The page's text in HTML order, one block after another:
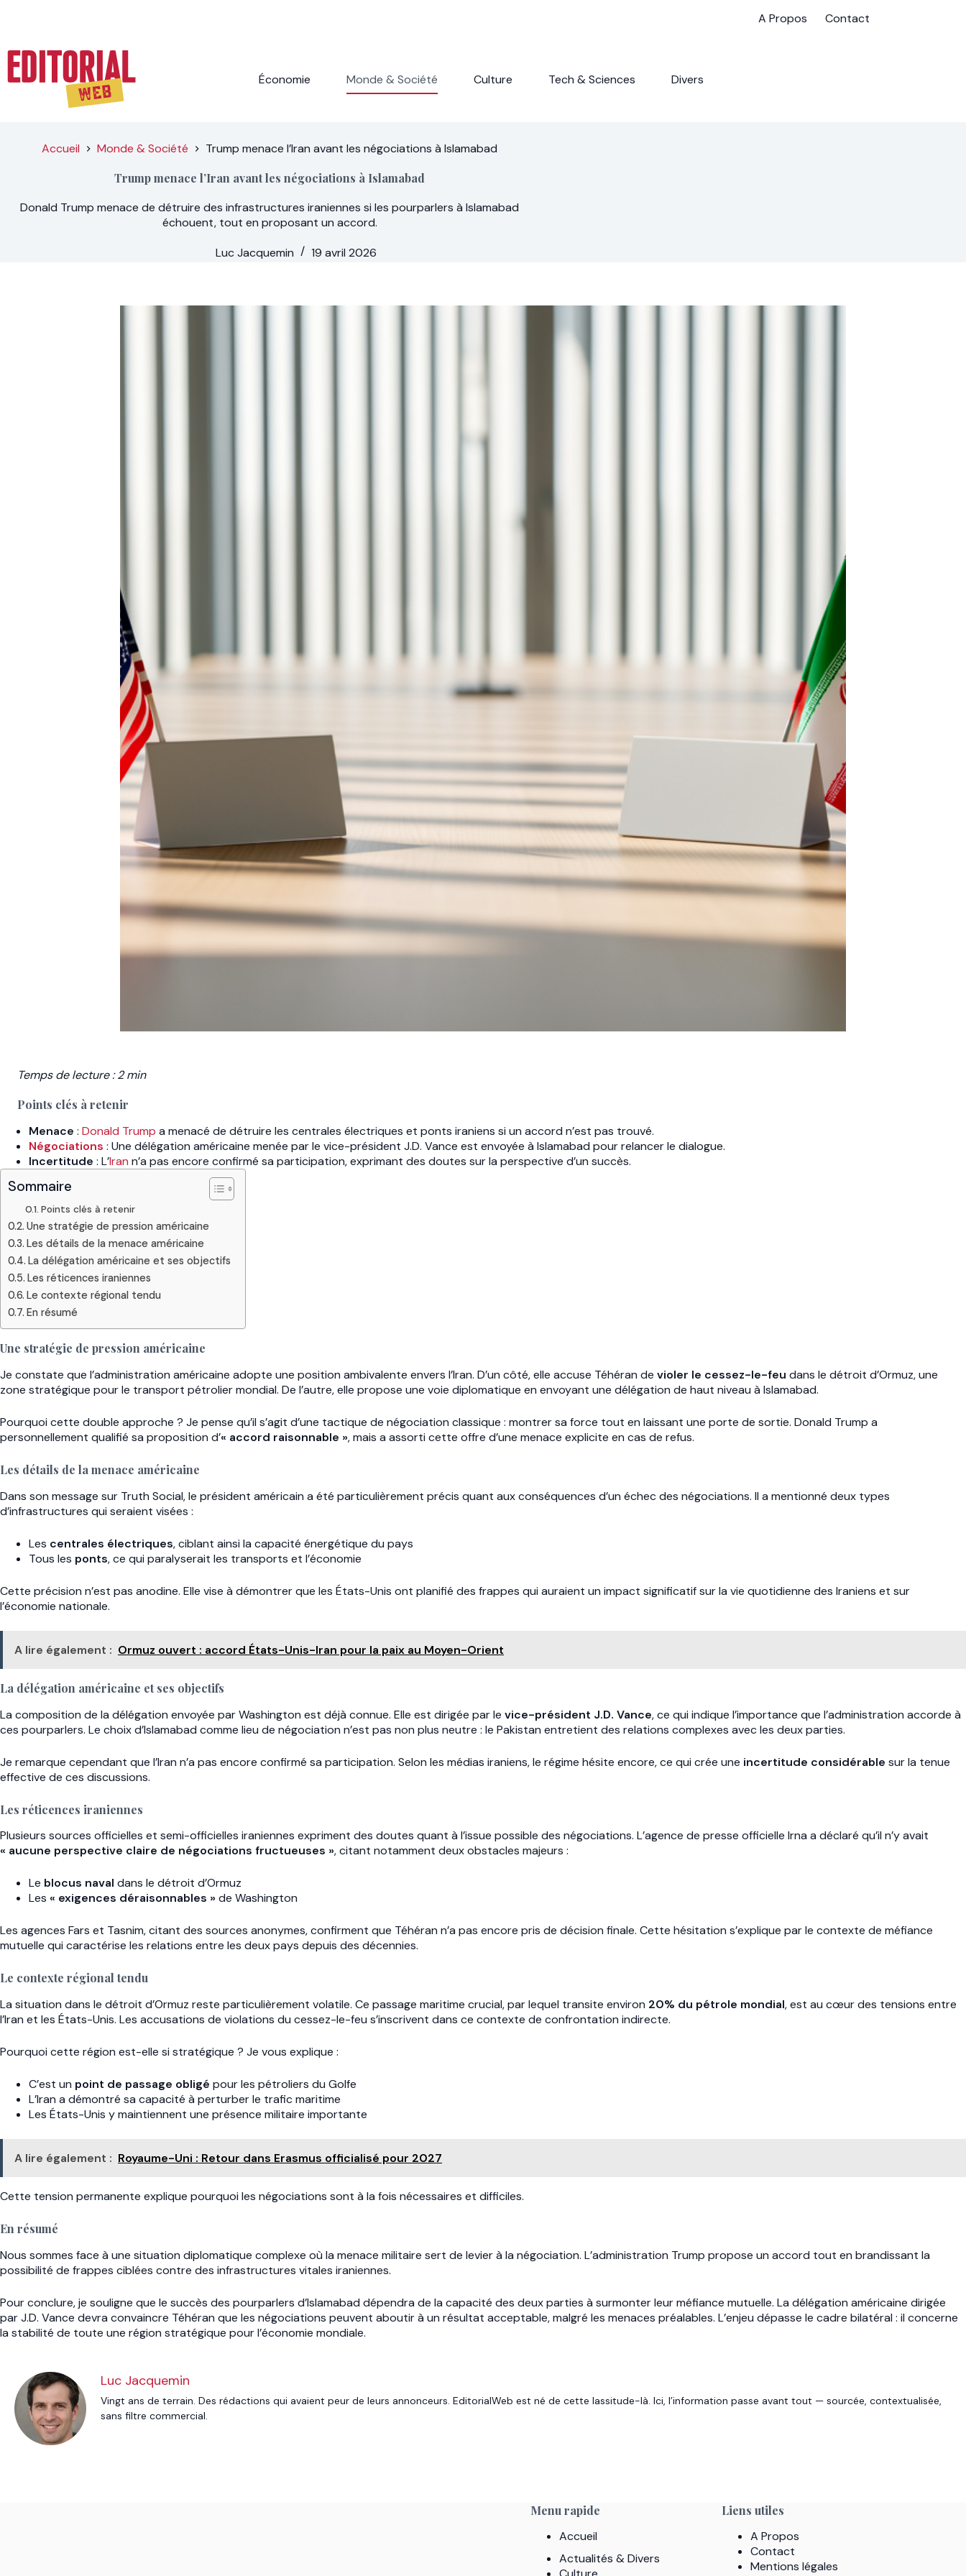
A Propos Contact
Économie Monde & Société Culture Tech & Sciences Divers
Accueil Monde & Société
Trump menace l’Iran avant les négociations à Islamabad
Trump menace l’Iran avant les négociations à Islamabad
Donald Trump menace de détruire des infrastructures iraniennes si les pourparlers à Islamabad
échouent, tout en proposant un accord.
Luc Jacquemin
19 avril 2026
Temps de lecture : 2 min
Points clés à retenir
Menace : Donald Trump a menacé de détruire les centrales électriques et ponts iraniens si un accord n’est pas trouvé.
Négociations : Une délégation américaine menée par le vice-président J.D. Vance est envoyée à Islamabad pour relancer le dialogue.
Incertitude : L’Iran n’a pas encore confirmé sa participation, exprimant des doutes sur la perspective d’un succès.
Sommaire
Points clés à retenir
Une stratégie de pression américaine
Les détails de la menace américaine
La délégation américaine et ses objectifs
Les réticences iraniennes
Le contexte régional tendu
En résumé
Une stratégie de pression américaine
Je constate que l’administration américaine adopte une position ambivalente envers l’Iran. D’un côté, elle accuse Téhéran de violer le cessez-le-feu dans le détroit d’Ormuz, une
zone stratégique pour le transport pétrolier mondial. De l’autre, elle propose une voie diplomatique en envoyant une délégation de haut niveau à Islamabad.
Pourquoi cette double approche ? Je pense qu’il s’agit d’une tactique de négociation classique : montrer sa force tout en laissant une porte de sortie. Donald Trump a
personnellement qualifié sa proposition d’« accord raisonnable », mais a assorti cette offre d’une menace explicite en cas de refus.
Les détails de la menace américaine
Dans son message sur Truth Social, le président américain a été particulièrement précis quant aux conséquences d’un échec des négociations. Il a mentionné deux types
d’infrastructures qui seraient visées :
Les centrales électriques, ciblant ainsi la capacité énergétique du pays
Tous les ponts, ce qui paralyserait les transports et l’économie
Cette précision n’est pas anodine. Elle vise à démontrer que les États-Unis ont planifié des frappes qui auraient un impact significatif sur la vie quotidienne des Iraniens et sur
l’économie nationale.
A lire également : Ormuz ouvert : accord États-Unis-Iran pour la paix au Moyen-Orient
La délégation américaine et ses objectifs
La composition de la délégation envoyée par Washington est déjà connue. Elle est dirigée par le vice-président J.D. Vance, ce qui indique l’importance que l’administration accorde à
ces pourparlers. Le choix d’Islamabad comme lieu de négociation n’est pas non plus neutre : le Pakistan entretient des relations complexes avec les deux parties.
Je remarque cependant que l’Iran n’a pas encore confirmé sa participation. Selon les médias iraniens, le régime hésite encore, ce qui crée une incertitude considérable sur la tenue
effective de ces discussions.
Les réticences iraniennes
Plusieurs sources officielles et semi-officielles iraniennes expriment des doutes quant à l’issue possible des négociations. L’agence de presse officielle Irna a déclaré qu’il n’y avait
« aucune perspective claire de négociations fructueuses », citant notamment deux obstacles majeurs :
Le blocus naval dans le détroit d’Ormuz
Les « exigences déraisonnables »de Washington
Les agences Fars et Tasnim, citant des sources anonymes, confirment que Téhéran n’a pas encore pris de décision finale. Cette hésitation s’explique par le contexte de méfiance
mutuelle qui caractérise les relations entre les deux pays depuis des décennies.
Le contexte régional tendu
La situation dans le détroit d’Ormuz reste particulièrement volatile. Ce passage maritime crucial, par lequel transite environ 20% du pétrole mondial, est au cœur des tensions entre
l’Iran et les États-Unis. Les accusations de violations du cessez-le-feu s’inscrivent dans ce contexte de confrontation indirecte.
Pourquoi cette région est-elle si stratégique ? Je vous explique :
C’est un point de passage obligé pour les pétroliers du Golfe
L’Iran a démontré sa capacité à perturber le trafic maritime
Les États-Unis y maintiennent une présence militaire importante
A lire également : Royaume-Uni : Retour dans Erasmus officialisé pour 2027
Cette tension permanente explique pourquoi les négociations sont à la fois nécessaires et difficiles.
En résumé
Nous sommes face à une situation diplomatique complexe où la menace militaire sert de levier à la négociation. L’administration Trump propose un accord tout en brandissant la
possibilité de frappes ciblées contre des infrastructures vitales iraniennes.
Pour conclure, je souligne que le succès des pourparlers d’Islamabad dépendra de la capacité des deux parties à surmonter leur méfiance mutuelle. La délégation américaine dirigée
par J.D. Vance devra convaincre Téhéran que les négociations peuvent aboutir à un résultat acceptable, malgré les menaces préalables. L’enjeu dépasse le cadre bilatéral : il concerne
la stabilité de toute une région stratégique pour l’économie mondiale.
Luc Jacquemin
Vingt ans de terrain. Des rédactions qui avaient peur de leurs annonceurs. EditorialWeb est né de cette lassitude-là. Ici, l’information passe avant tout — sourcée, contextualisée,
sans filtre commercial.
Menu rapide
Accueil
Actualités & Divers
Liens utiles
A Propos
Contact
Mentions légales